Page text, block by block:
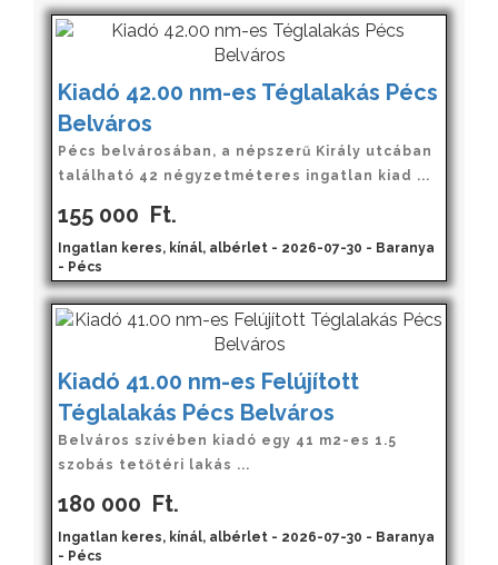
Kiadó 42.00 nm-es Téglalakás Pécs
Belváros
Pécs belvárosában, a népszerű Király utcában
található 42 négyzetméteres ingatlan kiad ...
155 000 Ft.
Ingatlan keres, kínál, albérlet - 2026-07-30 - Baranya
- Pécs
Kiadó 41.00 nm-es Felújított
Téglalakás Pécs Belváros
Belváros szívében kiadó egy 41 m2-es 1.5
szobás tetőtéri lakás ...
180 000 Ft.
Ingatlan keres, kínál, albérlet - 2026-07-30 - Baranya
- Pécs